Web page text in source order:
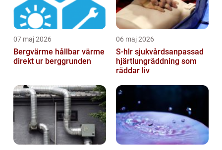
07 maj 2026
Bergvärme hållbar värme
direkt ur berggrunden
06 maj 2026
S-hlr sjukvårdsanpassad
hjärtlungräddning som
räddar liv